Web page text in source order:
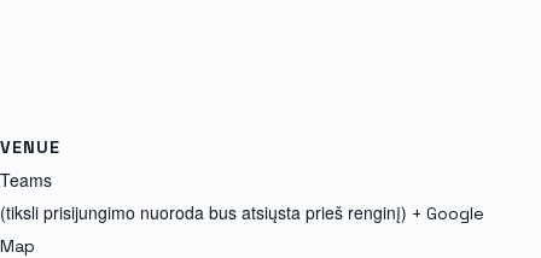
VENUE
Teams
(tiksli prisijungimo nuoroda bus atsiųsta prieš renginį) + Google
Map